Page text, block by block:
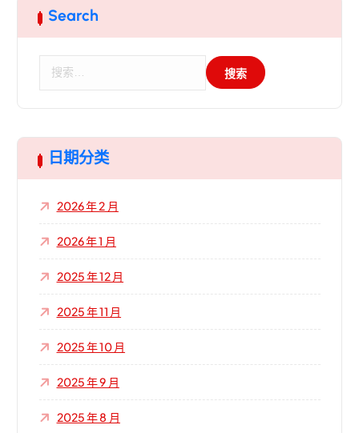
Search
日期分类
2026 年 2 月
2026 年 1 月
2025 年 12 月
2025 年 11 月
2025 年 10 月
2025 年 9 月
2025 年 8 月